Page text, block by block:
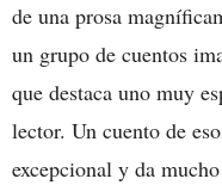
de una prosa
un grupo de cuentos
que destaca uno muy
lector. Un cuento de
excepcional y da